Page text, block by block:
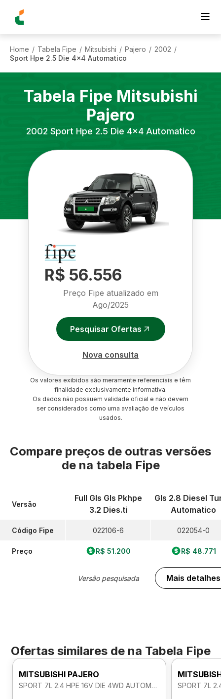
Home / Tabela Fipe / Mitsubishi / Pajero / 2002 /
Sport Hpe 2.5 Die 4x4 Automatico
Tabela Fipe Mitsubishi
Pajero
2002 Sport Hpe 2.5 Die 4x4 Automatico
R$ 56.556
Preço Fipe atualizado em
Ago/2025
Pesquisar Ofertas
Nova consulta
Os valores exibidos são meramente referenciais e têm
finalidade exclusivamente informativa.
Os dados não possuem validade oficial e não devem
ser considerados como uma avaliação de veículos
usados.
Compare preços de outras versões
de na tabela Fipe
Versão
Código Fipe
Preço
Full Gls Gls Pkhpe
3.2 Dies.ti
022106-6
R$ 51.200
Versão pesquisada
Gls 2.8 Diesel
Automatico
022054-0
R$ 48.771
Mais detalhes
Ofertas similares de na Tabela Fipe
MITSUBISHI PAJERO
SPORT 7L 2.4 HPE 16V DIE 4WD AUTOMATICO